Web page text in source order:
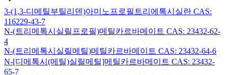
3-(1,3-디메틸부틸리덴)아미노프로필트리에톡시실란 CAS:
116229-43-7
N-(트리메톡시실릴프로필)메틸카르바메이트 CAS: 23432-62-
4
N-(트리메톡시실릴메틸)메틸카르바메이트 CAS: 23432-64-6
N-[디메톡시(메틸)실릴메틸]메틸카르바메이트 CAS: 23432-
65-7